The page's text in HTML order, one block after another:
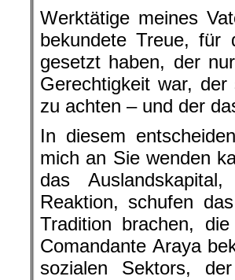
Werktätige meines
bekundete Treue, für
gesetzt haben, der
Gerechtigkeit war,
zu achten – und der
In diesem
mich an Sie wenden
das
Reaktion, schufen
Tradition brachen,
Comandante Araya
sozialen Sektors,